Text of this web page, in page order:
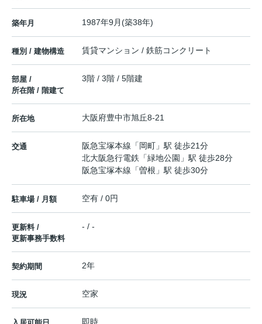
築年月 1987年9月(築38年)
種別 / 建物構造 賃貸マンション / 鉄筋コンクリート
部屋 /
所在階 / 階建て
3階 / 3階 / 5階建
所在地 大阪府豊中市旭丘8-21
交通 阪急宝塚本線 「 岡町 」駅 徒歩21分
北大阪急行電鉄 「緑地公園 」駅 徒歩28分
阪急宝塚本線 「曽根 」駅 徒歩30分
駐車場 / 月額 空有 / 0円
更新料 /
更新事務手数料
- / -
契約期間 2年
現況 空家
即時